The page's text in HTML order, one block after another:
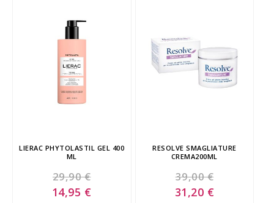
LIERAC PHYTOLASTIL GEL 400
ML
29,90 €
Special
Price
14,95 €
RESOLVE SMAGLIATURE
CREMA200ML
39,00 €
Special
Price
31,20 €